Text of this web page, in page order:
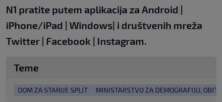
N1 pratite putem aplikacija za Android |
iPhone/iPad | Windows| i društvenih mreža
Twitter | Facebook | Instagram.
Teme
DOM ZA STARIJE SPLIT MINISTARSTVO ZA DEMOGRAFIJU,